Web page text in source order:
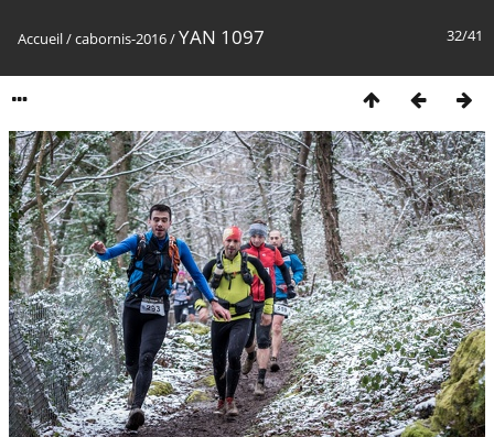
32/41
Accueil/cabornis-2016/YAN 1097